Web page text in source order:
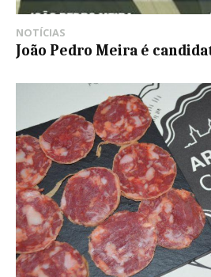
NOTÍCIAS
João Pedro Meira é